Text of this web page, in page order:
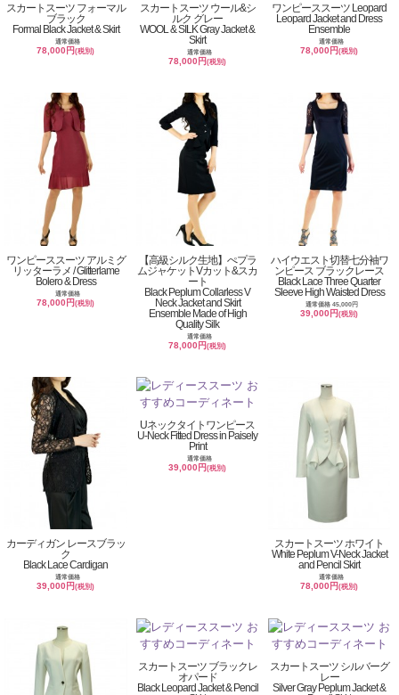
スカートスーツ フォーマル
ブラック
Formal Black Jacket & Skirt
通常価格
78,000円(税別)
スカートスーツ ウール&シ
ルク グレー
WOOL & SILK Gray Jacket &
Skirt
通常価格
78,000円(税別)
ワンピーススーツ Leopard
Leopard Jacket and Dress
Ensemble
通常価格
78,000円(税別)
ワンピーススーツ アルミグ
リッターラメ / Glitterlame
Bolero & Dress
通常価格
78,000円(税別)
【高級シルク生地】ぺプラ
ムジャケットVカット&スカ
ート
Black Peplum Collarless V
Neck Jacket and Skirt
Ensemble Made of High
Quality Silk
通常価格
78,000円(税別)
ハイウエスト切替七分袖ワ
ンピース ブラックレース
Black Lace Three Quarter
Sleeve High Waisted Dress
通常価格 45,000円
39,000円(税別)
カーディガン レースブラッ
ク
Black Lace Cardigan
通常価格
39,000円(税別)
Uネックタイトワンピース
U-Neck Fitted Dress in Paisely
Print
通常価格
39,000円(税別)
スカートスーツ ホワイト
White Peplum V-Neck Jacket
and Pencil Skirt
通常価格
78,000円(税別)
スカートスーツ ブラックレ
オパード
Black Leopard Jacket & Pencil
スカートスーツ シルバーグ
レー
Silver Gray Peplum Jacket &